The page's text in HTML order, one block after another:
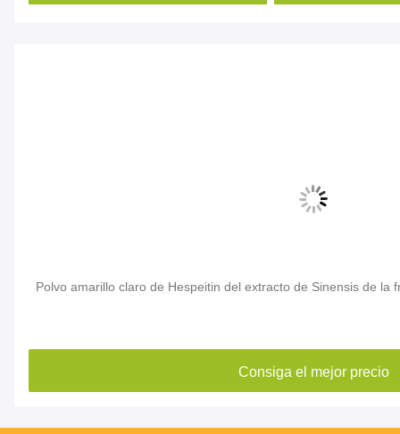
Polvo amarillo claro de Hespeitin del extracto de Sinensis de la
Consiga el mejor precio